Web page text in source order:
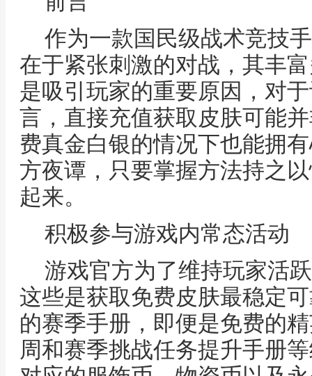
作为一款国民级战术竞技
在于紧张刺激的对战，其丰
是吸引玩家的重要原因，对
言，直接充值获取皮肤可能
费真金白银的情况下也能拥
方夜谭，只要掌握方法持之
起来。
积极参与游戏内常态活动
游戏官方为了维持玩家活
这些是获取免费皮肤最稳定
的赛季手册，即便是免费的
周和赛季挑战任务提升手册